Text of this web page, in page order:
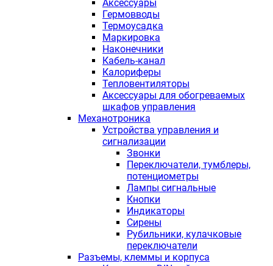
Аксессуары
Гермовводы
Термоусадка
Маркировка
Наконечники
Кабель-канал
Калориферы
Тепловентиляторы
Аксессуары для обогреваемых
шкафов управления
Механотроника
Устройства управления и
сигнализации
Звонки
Переключатели, тумблеры,
потенциометры
Лампы сигнальные
Кнопки
Индикаторы
Сирены
Рубильники, кулачковые
переключатели
Разъемы, клеммы и корпуса